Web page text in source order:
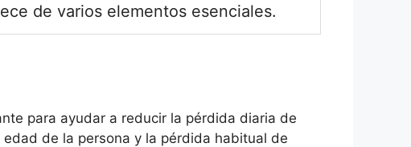
de varios elementos esenciales.
para ayudar a reducir la pérdida diaria de
de la persona y la pérdida habitual de